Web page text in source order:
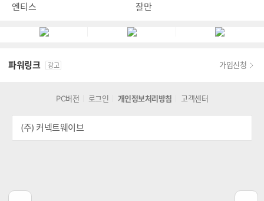
엔티스
잘만
파워링크 광고 가입신청
PC버전 로그인 개인정보처리방침 고객센터
(주) 커넥트웨이브